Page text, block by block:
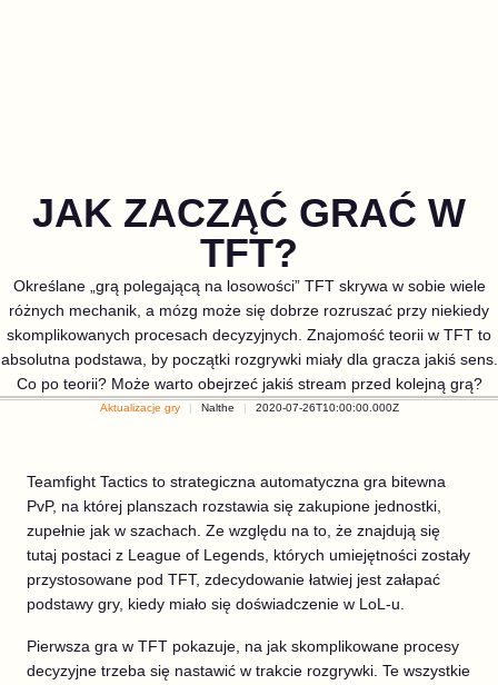
JAK ZACZĄĆ GRAĆ W
TFT?
Określane „grą polegającą na losowości” TFT skrywa w sobie wiele
różnych mechanik, a mózg może się dobrze rozruszać przy niekiedy
skomplikowanych procesach decyzyjnych. Znajomość teorii w TFT to
absolutna podstawa, by początki rozgrywki miały dla gracza jakiś sens.
Co po teorii? Może warto obejrzeć jakiś stream przed kolejną grą?
Aktualizacje gry Nalthe 2020-07-26T10:00:00.000Z
Teamfight Tactics to strategiczna automatyczna gra bitewna
PvP, na której planszach rozstawia się zakupione jednostki,
zupełnie jak w szachach. Ze względu na to, że znajdują się
tutaj postaci z League of Legends, których umiejętności zostały
przystosowane pod TFT, zdecydowanie łatwiej jest załapać
podstawy gry, kiedy miało się doświadczenie w LoL-u.
Pierwsza gra w TFT pokazuje, na jak skomplikowane procesy
decyzyjne trzeba się nastawić w trakcie rozgrywki. Te wszystkie